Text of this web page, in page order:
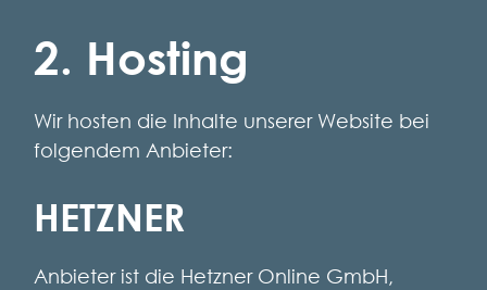
2. Hosting
Wir hosten die Inhalte unserer Website bei
folgendem Anbieter:
HETZNER
Anbieter ist die Hetzner Online GmbH,